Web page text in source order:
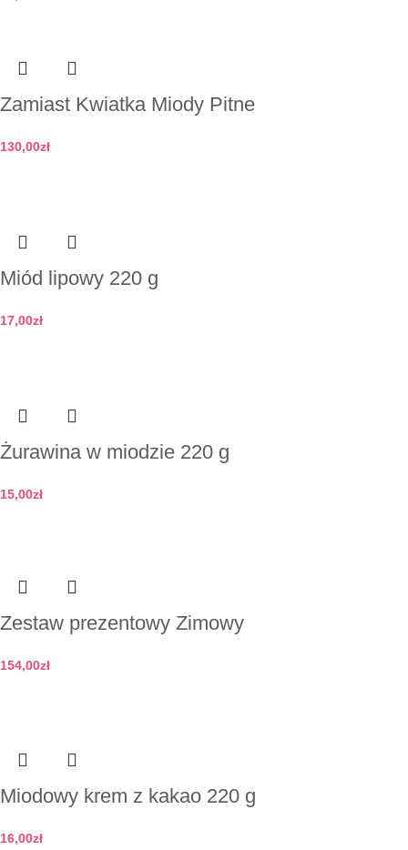
Zamiast Kwiatka Miody Pitne
130,00zł
Miód lipowy 220 g
17,00zł
Żurawina w miodzie 220 g
15,00zł
Zestaw prezentowy Zimowy
154,00zł
Miodowy krem z kakao 220 g
16,00zł